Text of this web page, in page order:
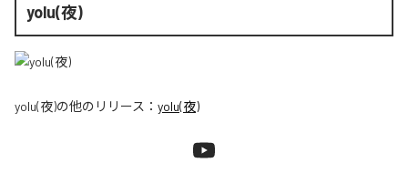
yolu(夜)
yolu(夜)の他のリリース： yolu(夜)